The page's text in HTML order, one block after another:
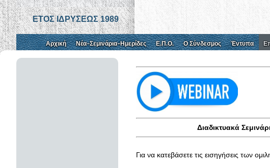
ΕΤΟΣ ΙΔΡΥΣΕΩΣ 1989
Αρχική Νέα-Σεμινάρια-Ημερίδες Ε.Π.Ο. Ο Σύνδεσμος Έντυπα
Διαδικτυακά
Για να κατεβάσετε τις εισηγήσεις των